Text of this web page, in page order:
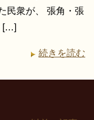
民衆が、 張角・張
[…]
続きを読む